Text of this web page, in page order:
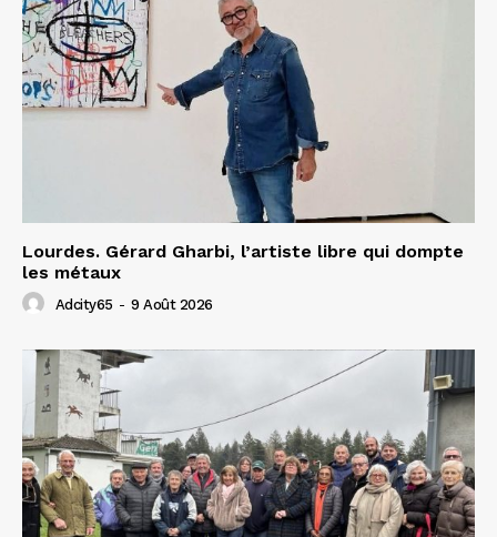
Lourdes. Gérard Gharbi, l’artiste libre qui dompte
les métaux
Adcity65 - 9 Août 2026